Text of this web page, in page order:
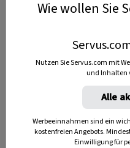
Wie wollen Sie
Nutzen Sie Servus.com mit
und Inhalten
Alle
Werbeeinnahmen sind ein
kostenfreien Angebots.
Einwilligung für